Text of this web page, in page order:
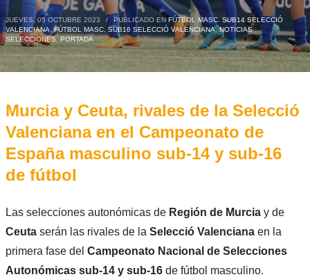
JUEVES, 05 OCTUBRE 2023 / PUBLICADO ENFÚTBOL MASC. SUB14 SELECCIÓ
VALENCIANA,FÚTBOL MASC. SUB16 SELECCIÓ VALENCIANA,NOTICIAS
SELECCIONES
PORTADA
Murcia y Ceuta, rivales de la Selecció
Valenciana en el Campeonato de
España masculino sub-14 y sub-16
de fútbol
Las selecciones autonómicas de Región de Murciay de
Ceutaserán las rivales de la Selecció Valencianaen la
primera fase del Campeonato Nacional de Selecciones
Autonómicas sub-14 y sub-16 de fútbol masculino.